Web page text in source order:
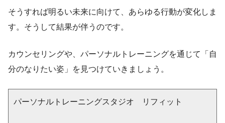
そうすれば明るい未来に向けて、あらゆる行動が変化しま
す。そうして結果が伴うのです。
カウンセリングや、パーソナルトレーニングを通じて「自
分のなりたい姿」を見つけていきましょう。
パーソナルトレーニングスタジオ リフィット